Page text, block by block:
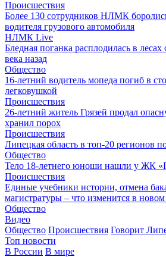
Происшествия
Более 130 сотрудников НЛМК
водителя грузового автомобиля
НЛМК Live
Бледная поганка расплодилась в
века назад
Общество
16-летний водитель мопеда погиб в
легковушкой
Происшествия
26-летний житель Грязей продал
хранил порох
Происшествия
Липецкая область в топ-20 регионов
Общество
Тело 18-летнего юноши нашли у ЖК
Происшествия
Единые учебники истории, отмена
магистратуры – что изменится в
Общество
Видео
Общество Происшествия Говорит
Топ новости
В России В мире